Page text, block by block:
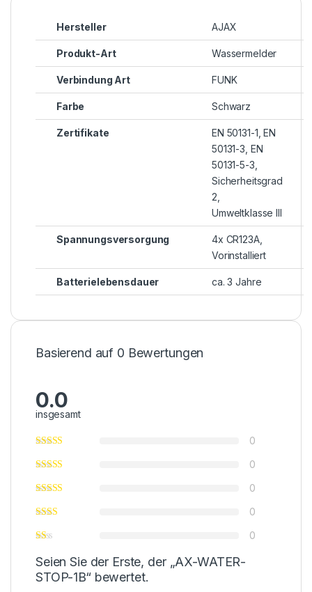
Hersteller AJAX
Produkt-Art Wassermelder
Verbindung Art FUNK
Farbe Schwarz
Zertifikate
EN 50131-1, EN
50131-3, EN
50131-5-3,
Sicherheitsgrad
2,
Umweltklasse III
Spannungsversorgung
4x CR123A,
Vorinstalliert
Batterielebensdauer ca. 3 Jahre
Basierend auf 0 Bewertungen
0.0
insgesamt
0
0
0
0
0
Seien Sie der Erste, der „AX-WATER-
STOP-1B“ bewertet.